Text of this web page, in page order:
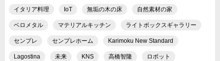
イタリア料理 IoT 無垢の木の床 自然素材の家
ベロメタル マテリアルキッチン ライトボックスギャラリー
センプレ センプレホーム Karimoku New Standard
Lagostina 未来 KNS 高橋智隆 ロボット